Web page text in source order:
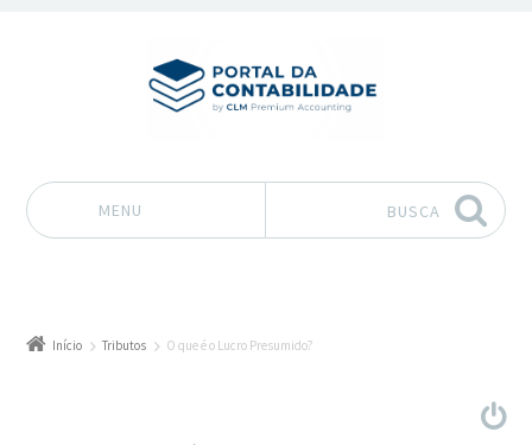
MENU BUSCA
Início Tributos O que é o Lucro Presumido?